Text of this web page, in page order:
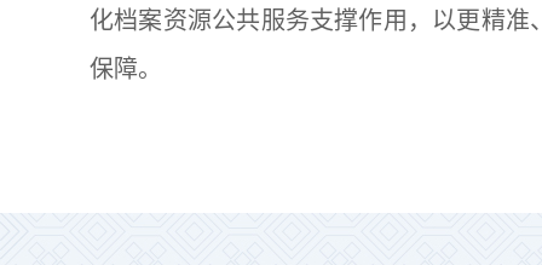
化档案资源公共服务支撑作用，以更精
保障。